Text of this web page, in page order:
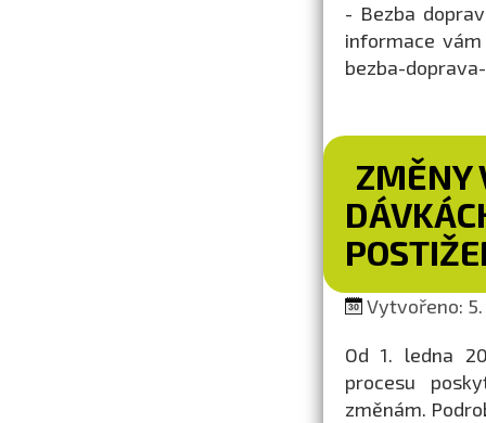
- Bezba
informace
bezba-
ZMĚNY
Vytvořeno: 5.
Od 1. ledna
procesu
změnám.